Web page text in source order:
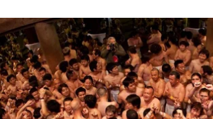
на японському фестивалі «Хадака
Carmen/Twitter
в південній частині острова
благословити країну на
«Хадака Мацурі». Він